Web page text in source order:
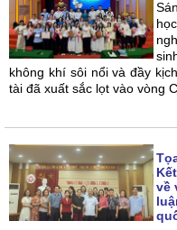
không khí sôi nổi và đầy
tài đã xuất sắc lọt vào vòng
về